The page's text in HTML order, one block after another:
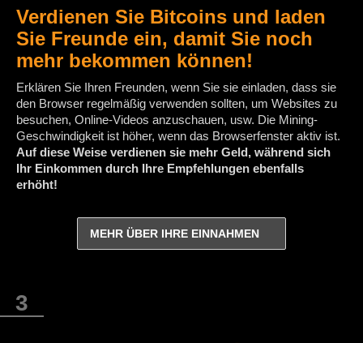
Verdienen Sie Bitcoins und laden
Sie Freunde ein, damit Sie noch
mehr bekommen können!
Erklären Sie Ihren Freunden, wenn Sie sie einladen, dass sie
den Browser regelmäßig verwenden sollten, um Websites zu
besuchen, Online-Videos anzuschauen, usw. Die Mining-
Geschwindigkeit ist höher, wenn das Browserfenster aktiv ist.
Auf diese Weise verdienen sie mehr Geld, während sich
Ihr Einkommen durch Ihre Empfehlungen ebenfalls
erhöht!
MEHR ÜBER IHRE EINNAHMEN